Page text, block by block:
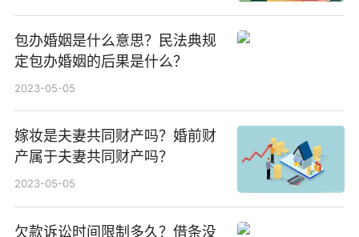
包办婚姻是什么意思？民法典规
定包办婚姻的后果是什么？
2023-05-05
嫁妆是夫妻共同财产吗？婚前财
产属于夫妻共同财产吗？
2023-05-05
欠款诉讼时间限制多久？借条没